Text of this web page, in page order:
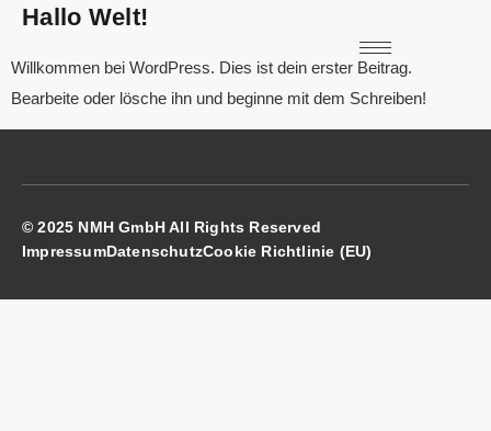
Hallo Welt!
Willkommen bei WordPress. Dies ist dein erster Beitrag.
Bearbeite oder lösche ihn und beginne mit dem Schreiben!
© 2025 NMH GmbH All Rights Reserved
ImpressumDatenschutzCookie Richtlinie (EU)